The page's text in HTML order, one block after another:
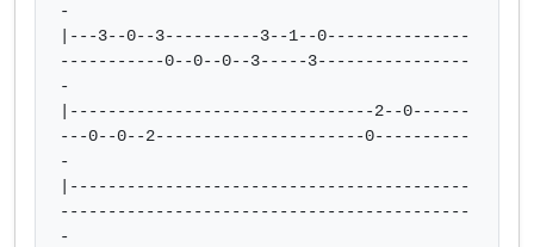
-
|---3--0--3----------3--1--0---------------
-----------0--0--0--3-----3----------------
-
|--------------------------------2--0------
---0--0--2----------------------0----------
-
|------------------------------------------
-------------------------------------------
-